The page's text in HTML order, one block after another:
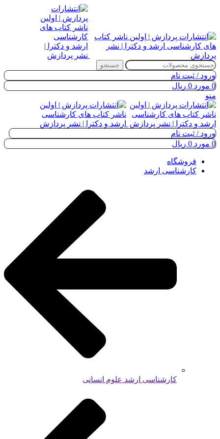
جستجو
ورود / ثبت نام
0 مورد 0 ریال
منو
ورود / ثبت نام
0 مورد 0 ریال
فروشگاه
کارشناسی ارشد
کارشناسی ارشد علوم انسانی